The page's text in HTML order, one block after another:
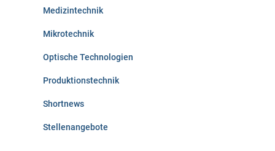
Medizintechnik
Mikrotechnik
Optische Technologien
Produktionstechnik
Shortnews
Stellenangebote